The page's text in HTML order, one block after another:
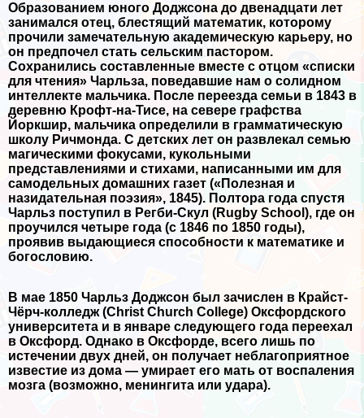
Образованием юного Доджсона до двенадцати лет
занимался отец, блестящий математик, которому
прочили замечательную академическую карьеру, но
он предпочел стать сельским пастором.
Сохранились составленные вместе с отцом «списки
для чтения» Чарльза, поведавшие нам о солидном
интеллекте мальчика. После переезда семьи в 1843 в
деревню Крофт-на-Тисе, на севере графства
Йоркшир, мальчика определили в грамматическую
школу Ричмонда. С детских лет он развлекал семью
магическими фокусами, кукольными
представлениями и стихами, написанными им для
самодельных домашних газет («Полезная и
назидательная поэзия», 1845). Полтора года спустя
Чарльз поступил в Регби-Скул (Rugby School), где он
проучился четыре года (с 1846 по 1850 годы),
проявив выдающиеся способности к математике и
богословию.
В мае 1850 Чарльз Доджсон был зачислен в Крайст-
Чёрч-колледж (Christ Church College) Оксфордского
университета и в январе следующего года переехал
в Оксфорд. Однако в Оксфорде, всего лишь по
истечении двух дней, он получает нeблагоприятное
известие из дома — умирает его мать от воспаления
мозга (возможно, менингита или удара).